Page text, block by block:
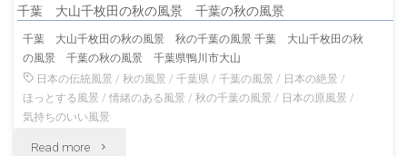
の
千
葉
千葉 大山千枚田の秋の風景 千葉の秋の風景
千葉 大山千枚田の秋の風景 秋の千葉の風景 千葉 大山千枚田の秋
の風景 千葉の秋の風景 千葉県鴨川市大山
日本の伝統風景 /秋の風景 /千葉県 /千葉の風景 / 日本の絶景 /
ほっとする風景 /情緒のある風景 /秋の千葉の風景 / 日本の原風景 /
気持ちのいい風景
Read more "千